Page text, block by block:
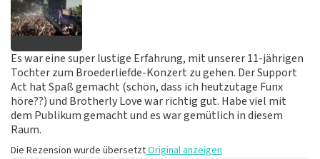
Es war eine super lustige Erfahrung, mit unserer 11-jährigen
Tochter zum Broederliefde-Konzert zu gehen. Der Support
Act hat Spaß gemacht (schön, dass ich heutzutage Funx
höre??) und Brotherly Love war richtig gut. Habe viel mit
dem Publikum gemacht und es war gemütlich in diesem
Raum.
Die Rezension wurde übersetztOriginal anzeigen